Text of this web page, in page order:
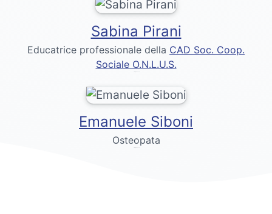
Sabina Pirani
Educatrice professionale della CAD Soc. Coop.
Sociale O.N.L.U.S.
Emanuele Siboni
Osteopata